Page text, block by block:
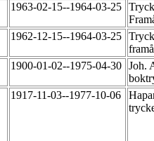
1963-02-15--1964-03-25
1962-12-15--1964-03-25
1900-01-02--1975-04-30 Joh.
1917-11-03--1977-10-06